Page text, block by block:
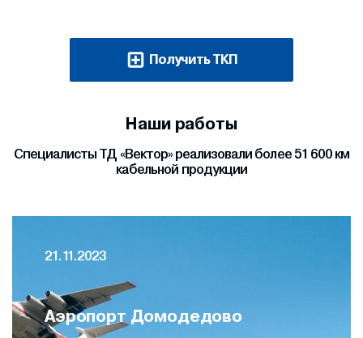
Получить ТКП
Наши работы
Специалисты ТД «Вектор» реализовали более 51 600 км
кабельной продукции
21.11.2023
Аэропорт Домодедово